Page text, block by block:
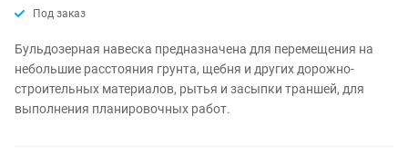
Под заказ
Бульдозерная навеска предназначена для перемещения на
небольшие расстояния грунта, щебня и других дорожно-
строительных материалов, рытья и засыпки траншей, для
выполнения планировочных работ.